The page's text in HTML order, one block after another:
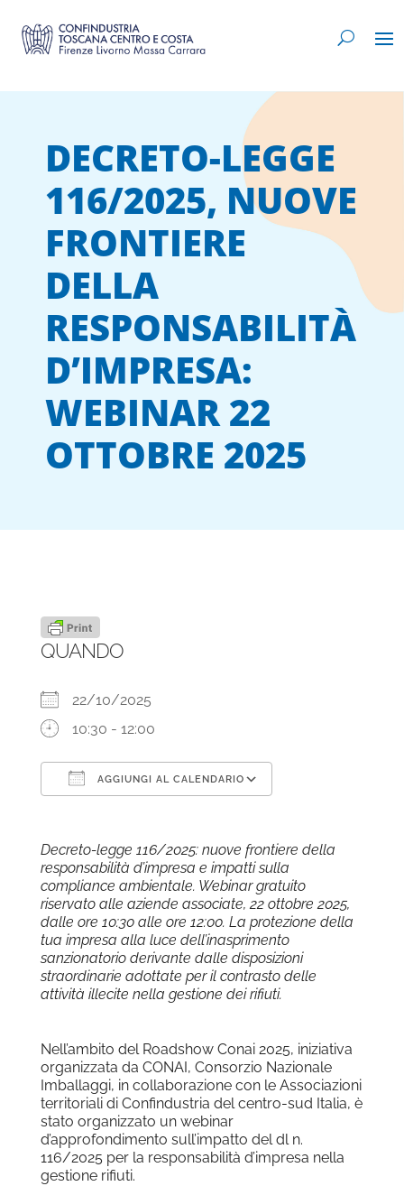
DECRETO-LEGGE
116/2025, NUOVE
FRONTIERE
DELLA
RESPONSABILITÀ
D’IMPRESA:
WEBINAR 22
OTTOBRE 2025
QUANDO
22/10/2025
10:30 - 12:00
AGGIUNGI AL CALENDARIO
Decreto-legge 116/2025: nuove frontiere della
responsabilità d’impresa e impatti sulla
compliance ambientale. Webinar gratuito
riservato alle aziende associate, 22 ottobre 2025,
dalle ore 10:30 alle ore 12:00. La protezione della
tua impresa alla luce dell’inasprimento
sanzionatorio derivante dalle disposizioni
straordinarie adottate per il contrasto delle
attività illecite nella gestione dei rifiuti.
Nell’ambito del Roadshow Conai 2025, iniziativa
organizzata da CONAI, Consorzio Nazionale
Imballaggi, in collaborazione con le Associazioni
territoriali di Confindustria del centro-sud Italia, è
stato organizzato un webinar
d’approfondimento sull’impatto del dl n.
116/2025 per la responsabilità d’impresa nella
gestione rifiuti.